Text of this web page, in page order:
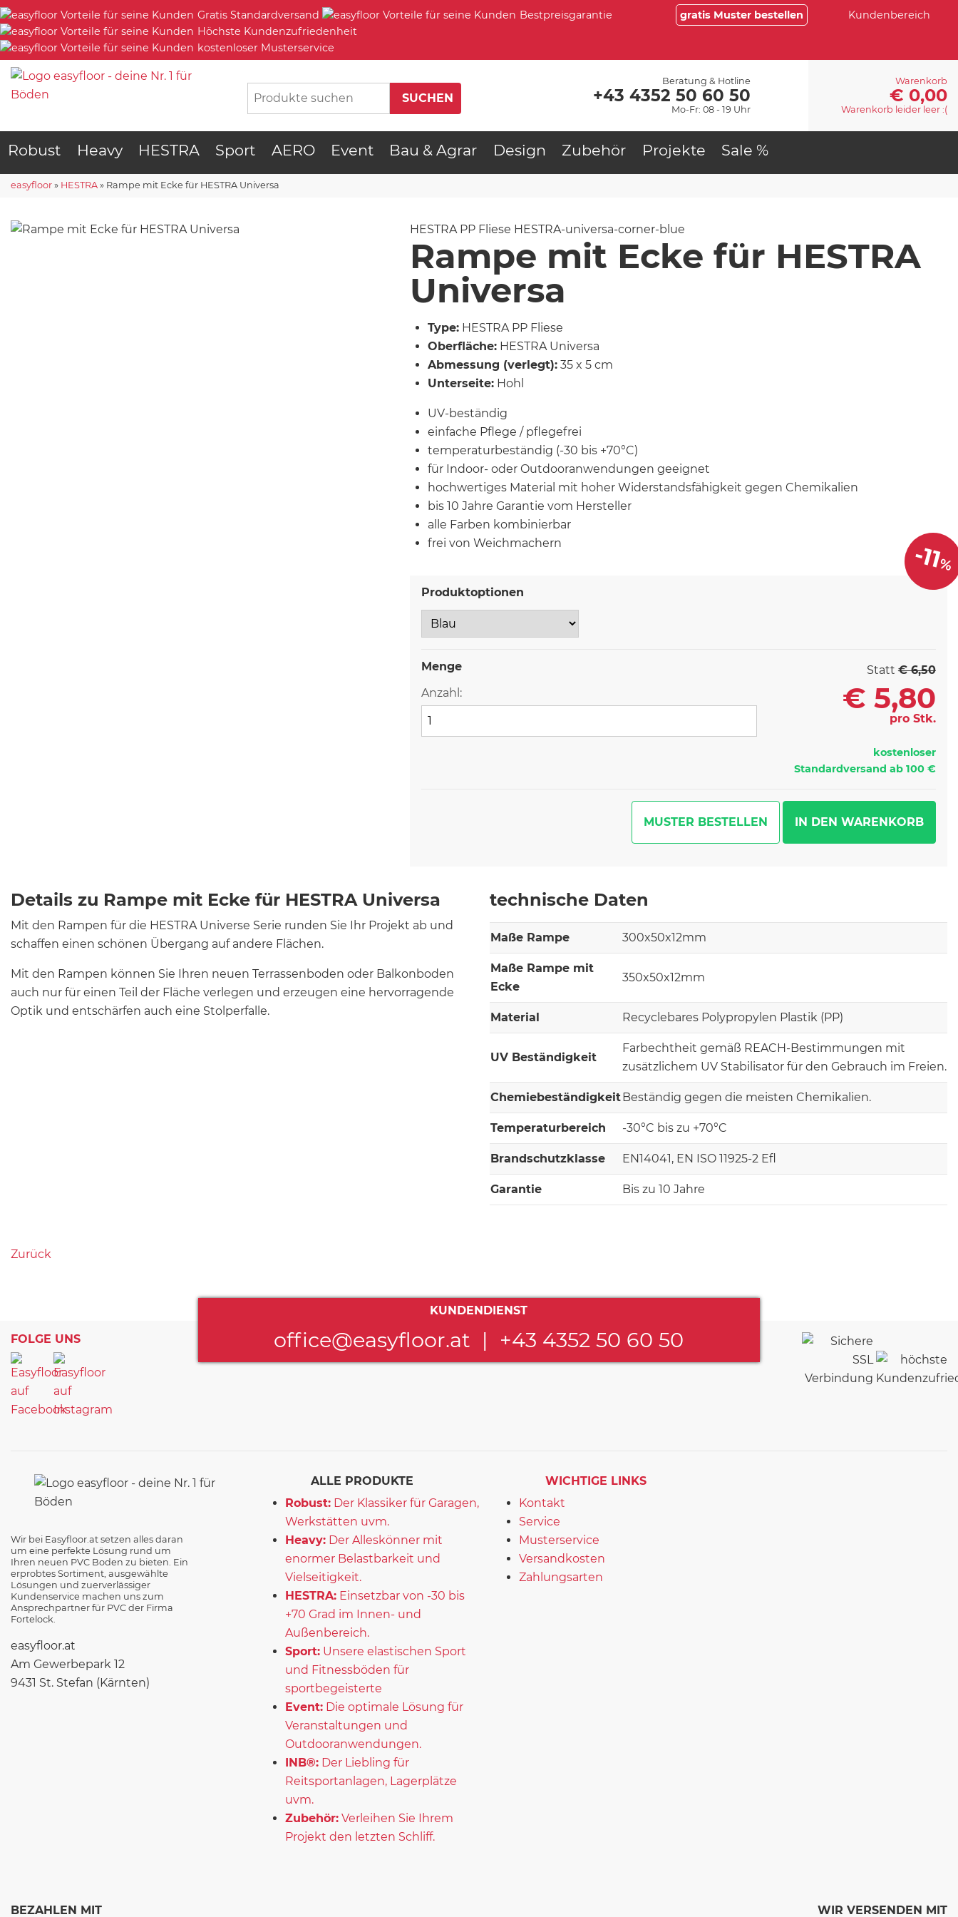
Gratis Standardversand
Bestpreisgarantie
Höchste Kundenzufriedenheit
kostenloser Musterservice
gratis Muster bestellen Kundenbereich
Beratung & Hotline
+43 4352 50 60 50
Mo-Fr: 08 - 19 Uhr
Warenkorb
€ 0,00
Warenkorb leider leer :(
Robust Heavy HESTRA Sport AERO Event Bau & Agrar Design Zubehör Projekte Sale %
easyfloor » HESTRA » Rampe mit Ecke für HESTRA Universa
HESTRA PP Fliese HESTRA-universa-corner-blue
Rampe mit Ecke für HESTRA
Universa
Type: HESTRA PP Fliese
Oberfläche: HESTRA Universa
Abmessung (verlegt): 35 x 5 cm
Unterseite: Hohl
UV-beständig
einfache Pflege / pflegefrei
temperaturbeständig (-30 bis +70°C)
für Indoor- oder Outdooranwendungen geeignet
hochwertiges Material mit hoher Widerstandsfähigkeit gegen Chemikalien
bis 10 Jahre Garantie vom Hersteller
alle Farben kombinierbar
frei von Weichmachern
Produktoptionen
Menge
Anzahl:
-11%
Statt€ 6,50
€ 5,80
pro Stk.
kostenloser
Standardversand ab 100 €
MUSTER BESTELLEN
Details zu Rampe mit Ecke für HESTRA Universa
Mit den Rampen für die HESTRA Universe Serie runden Sie Ihr Projekt ab und
schaffen einen schönen Übergang auf andere Flächen.
Mit den Rampen können Sie Ihren neuen Terrassenboden oder Balkonboden
auch nur für einen Teil der Fläche verlegen und erzeugen eine hervorragende
Optik und entschärfen auch eine Stolperfalle.
technische Daten
Maße Rampe 300x50x12mm
Maße Rampe mit
Ecke
350x50x12mm
Material Recyclebares Polypropylen Plastik (PP)
UV Beständigkeit
Farbechtheit gemäß REACH-Bestimmungen mit
zusätzlichem UV Stabilisator für den Gebrauch im Freien.
ChemiebeständigkeitBeständig gegen die meisten Chemikalien.
Temperaturbereich -30°C bis zu +70°C
Brandschutzklasse EN14041, EN ISO 11925-2 Efl
Garantie Bis zu 10 Jahre
Zurück
FOLGE UNS
KUNDENDIENST
office@easyfloor.at | +43 4352 50 60 50
Wir bei Easyfloor.at setzen alles daran
um eine perfekte Lösung rund um
Ihren neuen PVC Boden zu bieten. Ein
erprobtes Sortiment, ausgewählte
Lösungen und zuerverlässiger
Kundenservice machen uns zum
Ansprechpartner für PVC der Firma
Fortelock.
easyfloor.at
Am Gewerbepark 12
9431 St. Stefan (Kärnten)
ALLE PRODUKTE
Robust: Der Klassiker für Garagen,
Werkstätten uvm.
Heavy: Der Alleskönner mit
enormer Belastbarkeit und
Vielseitigkeit.
HESTRA: Einsetzbar von -30 bis
+70 Grad im Innen- und
Außenbereich.
Sport: Unsere elastischen Sport
und Fitnessböden für
sportbegeisterte
Event: Die optimale Lösung für
Veranstaltungen und
Outdooranwendungen.
INB®: Der Liebling für
Reitsportanlagen, Lagerplätze
uvm.
Zubehör: Verleihen Sie Ihrem
Projekt den letzten Schliff.
WICHTIGE LINKS
Kontakt
Service
Musterservice
Versandkosten
Zahlungsarten
BEZAHLEN MIT WIR VERSENDEN MIT